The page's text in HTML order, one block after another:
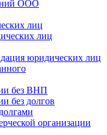
ООО
лиц
лиц
юридических лиц
без ВНП
без долгов
организации